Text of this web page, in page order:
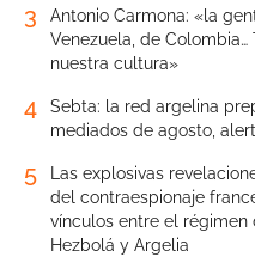
3
Antonio Carmona: «la
Venezuela, de
nuestra cultura»
4
Sebta: la red argelina
mediados de agosto,
5
Las explosivas
del contraespionaje
vínculos entre el régimen
Hezbolá y Argelia